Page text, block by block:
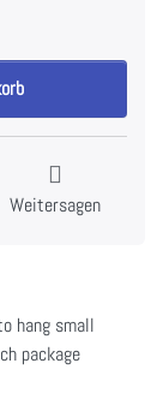
Fastener .25" 9/
Weitersagen
hang small
package